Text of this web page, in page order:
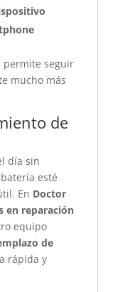
permite seguir
mucho más
de
día sin
esté
En Doctor
en reparación
equipo
de
rápida y